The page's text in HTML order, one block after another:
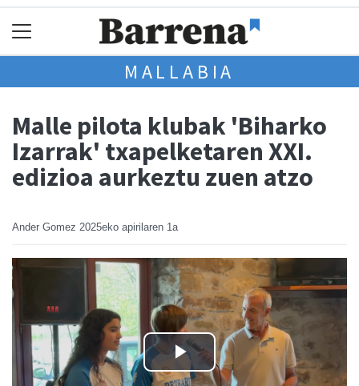
MALLABIA
Malle pilota klubak 'Biharko
Izarrak' txapelketaren XXI.
edizioa aurkeztu zuen atzo
Ander Gomez 2025eko apirilaren 1a